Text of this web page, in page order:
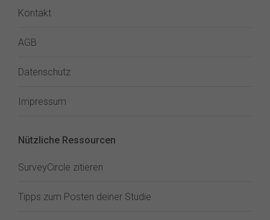
Kontakt
AGB
Datenschutz
Impressum
Nützliche Ressourcen
SurveyCircle zitieren
Tipps zum Posten deiner Studie